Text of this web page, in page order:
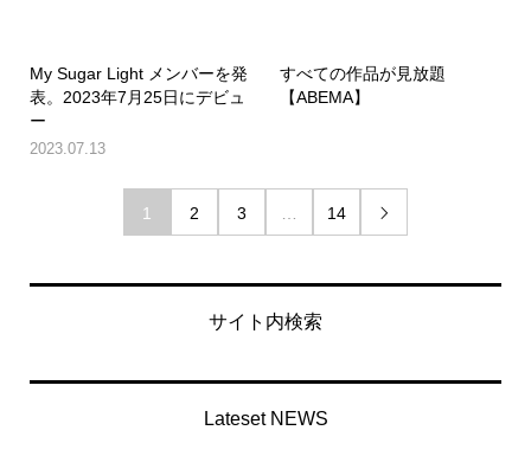
My Sugar Light メンバーを発
表。2023年7月25日にデビュ
ー
2023.07.13
すべての作品が見放題
【ABEMA】
1 2 3 14 
サイト内検索
Lateset NEWS